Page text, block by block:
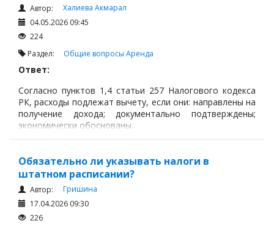
Автор:
Халиева Акмарал
04.05.2026 09:45
224
Раздел: Общие вопросы Аренда
Ответ:
Согласно пунктов 1,4 статьи 257 Налогового кодекса
РК, расходы подлежат вычету, если они: направлены на
получение дохода; документально подтверждены;
экономически обоснованы.
Обязательно ли указывать налоги в
штатном расписании?
Автор:
Гришина
17.04.2026 09:30
226